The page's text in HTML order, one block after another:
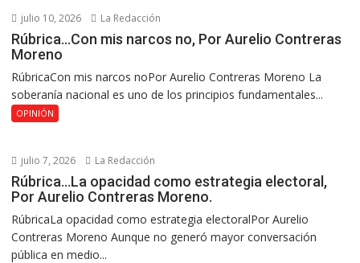
julio 10, 2026 La Redacción
Rúbrica…Con mis narcos no, Por Aurelio Contreras
Moreno
RúbricaCon mis narcos noPor Aurelio Contreras Moreno La
soberanía nacional es uno de los principios fundamentales...
OPINIÓN
julio 7, 2026 La Redacción
Rúbrica…La opacidad como estrategia electoral,
Por Aurelio Contreras Moreno.
RúbricaLa opacidad como estrategia electoralPor Aurelio
Contreras Moreno Aunque no generó mayor conversación
pública en medio...